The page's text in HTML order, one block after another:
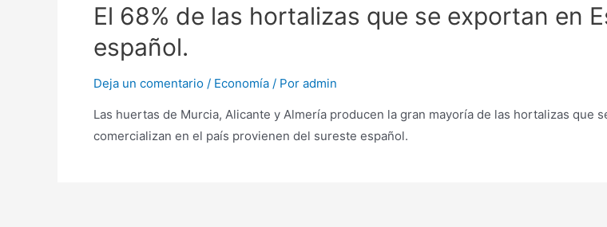
El 68% de las hortalizas que se exportan en
español.
Deja un comentario / Economía / Por admin
Las huertas de Murcia, Alicante y Almería producen la gran mayoría de las hortalizas que
comercializan en el país provienen del sureste español.